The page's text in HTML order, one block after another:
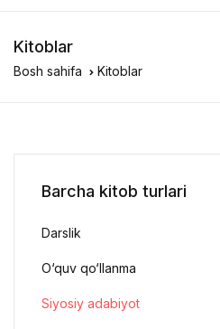
Kitoblar
Bosh sahifa Kitoblar
Barcha kitob turlari
Darslik
O‘quv qo‘llanma
Siyosiy adabiyot